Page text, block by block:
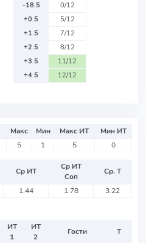
-18.5
0/12
+0.5
5/12
+1.5
7/12
+2.5
8/12
+3.5
11/12
+4.5
12/12
Макс Мин Макс ИТ
Мин ИТ
5 1 5 0
Ср ИТ
Ср ИТ
Соп
Ср. Т
1.44 1.78 3.22
ИТ
1
ИТ
2
Гости Т